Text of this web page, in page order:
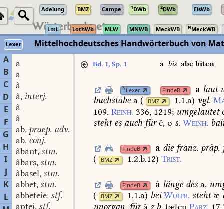
Adelung BMZ Campe 1DWb 2DWb ElsWb
LmL LothWb MLW MNWB MeckWB NMeckWB
Lexer
Mittelhochdeutsches Handwörterbuch von
A
B
C
D
E
F
G
H
I
J
K
L
a
a
â
â, interj.
â-
â
ab, praep. adv.
ab, conj.
âbant, stm.
âbars, stm.
âbasel, stm.
abbet, stm.
abbeteie, stf.
aptei, stf.
Bd. 1, Sp. 1 abis abe biten
NLexer FindeB a laut
buchstabe a ( BMZ 1.1.a) vgl.
109. Reinh. 336, 1219; umgelautet
stehtes auch fürë, o s. Weinh.
FindeB a die franz. präp.
(
BMZ 1.2.b.12) Trist.
FindeB â länge des a,
(
BMZ 1.1.a) bei Wolfr. stehtæ